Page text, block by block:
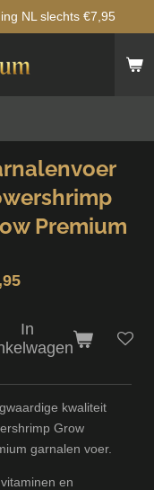
NL slechts €7,95
Premium
In
kwaliteit
Grow
garnalen voer.
en